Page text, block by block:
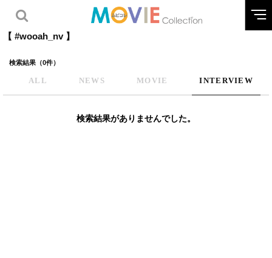
【 #wooah_nv 】
検索結果（0件）
ALL NEWS MOVIE INTERVIEW
検索結果がありませんでした。